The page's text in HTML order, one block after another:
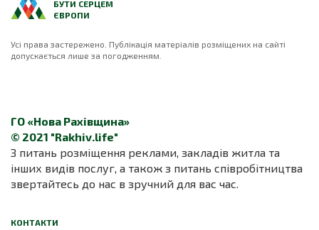
БУТИ СЕРЦЕМ
ЄВРОПИ
Усі права застережено. Публікація матеріалів розміщених на сайті
допускається лише за погодженням.
ГО «Нова Рахівщина»
© 2021 "Rakhiv.life"
З питань розміщення реклами, закладів житла та
інших видів послуг, а також з питань співробітництва
звертайтесь до нас в зручний для вас час.
КОНТАКТИ